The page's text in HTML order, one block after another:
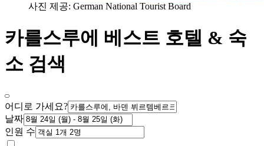
사진 제공: German National Tourist Board
카를스루에 베스트 호텔 & 숙
소 검색
어디로 가세요?
날짜
인원 수